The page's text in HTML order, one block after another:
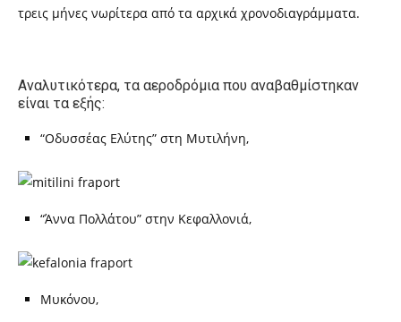
τρεις μήνες νωρίτερα από τα αρχικά χρονοδιαγράμματα.
Αναλυτικότερα, τα αεροδρόμια που αναβαθμίστηκαν
είναι τα εξής:
“Οδυσσέας Ελύτης” στη Μυτιλήνη,
“Άννα Πολλάτου” στην Κεφαλλονιά,
Μυκόνου,